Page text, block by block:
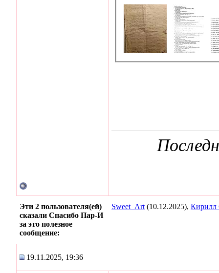
Эти 2 пользователя(ей)
сказали Спасибо Пар-И
за это полезное
сообщение:
Sweet_Art (10.12.2025), Кирилл
19.11.2025, 19:36